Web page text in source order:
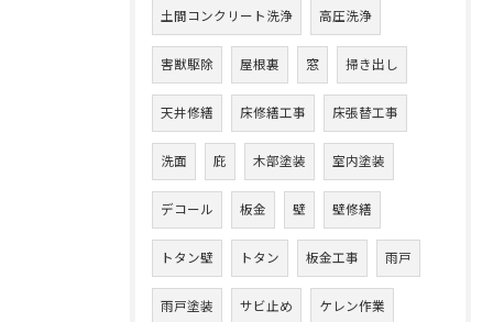
土間コンクリート洗浄 高圧洗浄
害獣駆除 屋根裏 窓 掃き出し
天井修繕 床修繕工事 床張替工事
洗面 庇 木部塗装 室内塗装
デコール 板金 壁 壁修繕
トタン壁 トタン 板金工事 雨戸
雨戸塗装 サビ止め ケレン作業